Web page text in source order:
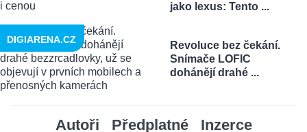
jako lexus: Tento ...
Revoluce bez čekání.
Snímače LOFIC
dohánějí drahé ...
DIGIARENA.CZ
Autoři Předplatné Inzerce